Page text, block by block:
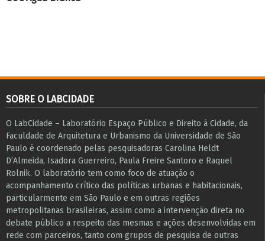
SOBRE O LABCIDADE
O LabCidade – Laboratório Espaço Público e Direito à Cidade, da
Faculdade de Arquitetura e Urbanismo da Universidade de São
Paulo é coordenado pelas pesquisadoras Carolina Heldt
D’Almeida, Isadora Guerreiro, Paula Freire Santoro e Raquel
Rolnik. O laboratório tem como foco de atuação o
acompanhamento crítico das políticas urbanas e habitacionais,
particularmente em São Paulo e ​em outras regiões
metropolitanas brasileiras, assim como a intervenção direta no
debate público a respeito das mesmas e ações desenvolvidas em
r​e​de com parceiros, tanto com grupos de pesquisa ​de outras